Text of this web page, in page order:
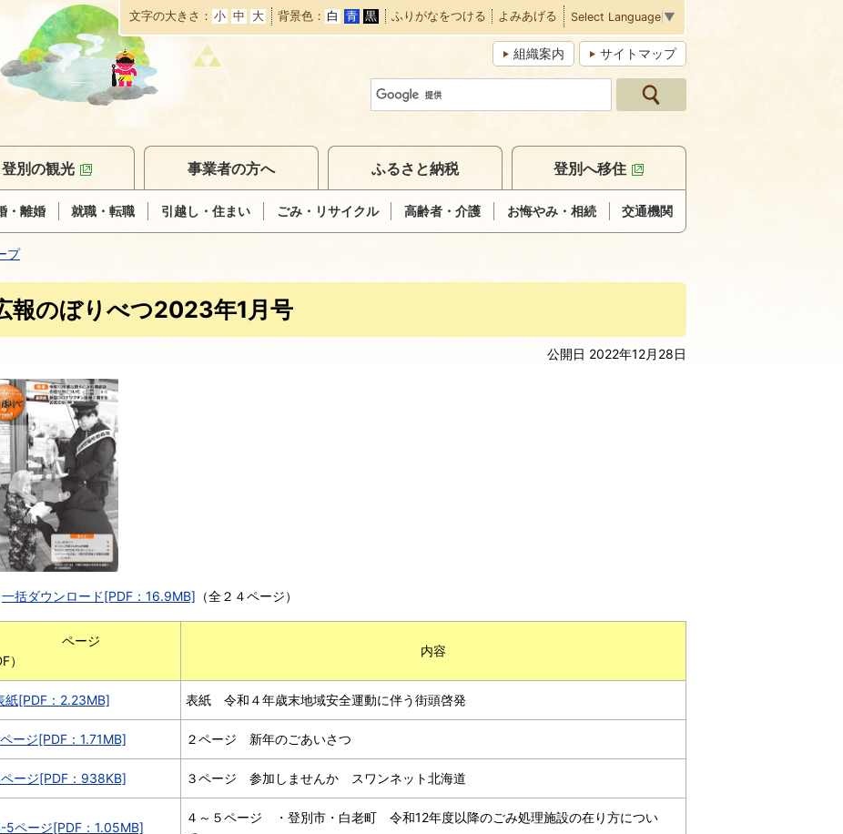
本
文
へ
移
動
文字の大きさ 小 中 大 背景色 白 青 黒 ふりがなをつける よみあげる Select Language ▼
組織案内 サイトマップ
・離婚 就職・転職 引越し・住まい ごみ・リサイクル 高齢者・介護 お悔やみ・相続 交通機関
登別の観光 事業者の方へ ふるさと納税 登別へ移住
プ
報のぼりべつ2023年1月号
公開日 2022年12月28日
一括ダウンロード[PDF：16.9MB] （全２４ページ）
ージ
PDF）
内容
紙[PDF：2.23MB] 表紙 令和４年歳末地域安全運動に伴う街頭啓発
ージ[PDF：1.71MB] ２ページ 新年のごあいさつ
ージ[PDF：938KB] ３ページ 参加しませんか スワンネット北海道
5ページ[PDF：1.05MB]
４～５ページ ・登別市・白老町 令和12年度以降のごみ処理施設の在り方につい